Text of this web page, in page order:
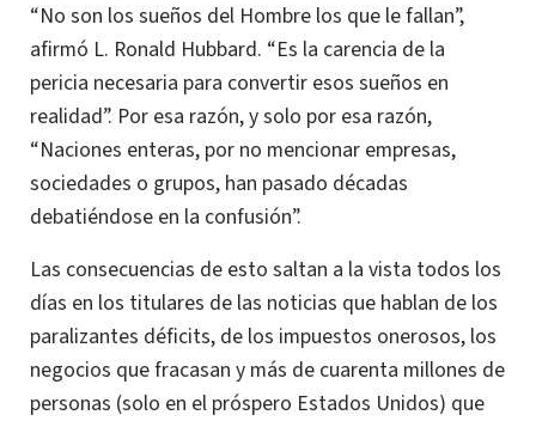
“No son los sueños del Hombre los que le fallan”,
afirmó L. Ronald Hubbard. “Es la carencia de la
pericia necesaria para convertir esos sueños en
realidad”. Por esa razón, y solo por esa razón,
“Naciones enteras, por no mencionar empresas,
sociedades o grupos, han pasado décadas
debatiéndose en la confusión”.
Las consecuencias de esto saltan a la vista todos los
días en los titulares de las noticias que hablan de los
paralizantes déficits, de los impuestos onerosos, los
negocios que fracasan y más de cuarenta millones de
personas (solo en el próspero Estados Unidos) que